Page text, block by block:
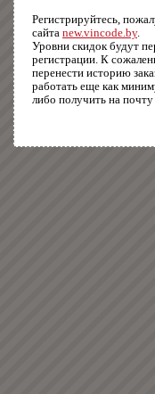
Регистрируйтесь,
сайта new.vincode.by.
Уровни скидок будут
регистрации. К
перенести историю
работать еще как
либо получить на